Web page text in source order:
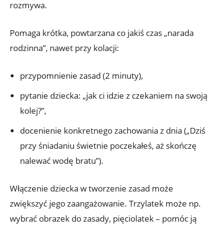
rozmywa.
Pomaga krótka, powtarzana co jakiś czas „narada
rodzinna”, nawet przy kolacji:
przypomnienie zasad (2 minuty),
pytanie dziecka: „jak ci idzie z czekaniem na swoją
kolej?”,
docenienie konkretnego zachowania z dnia („Dziś
przy śniadaniu świetnie poczekałeś, aż skończę
nalewać wodę bratu”).
Włączenie dziecka w tworzenie zasad może
zwiększyć jego zaangażowanie. Trzylatek może np.
wybrać obrazek do zasady, pięciolatek – pomóc ją